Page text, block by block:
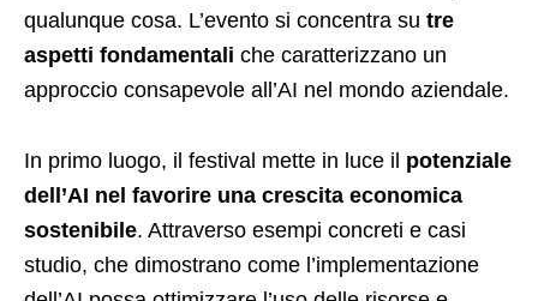
qualunque cosa. L’evento si concentra su tre
aspetti fondamentali che caratterizzano un
approccio consapevole all’AI nel mondo aziendale.
In primo luogo, il festival mette in luce il potenziale
dell’AI nel favorire una crescita economica
sostenibile. Attraverso esempi concreti e casi
studio, che dimostrano come l’implementazione